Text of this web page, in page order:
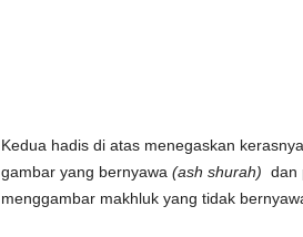
Kedua hadis di atas menegaskan
gambar yang bernyawa (ash shurah) dan
menggambar makhluk yang tidak